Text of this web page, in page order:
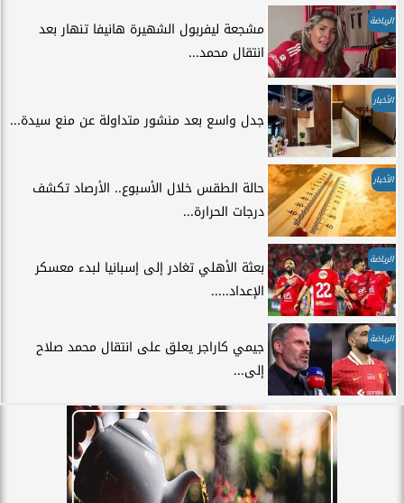
الرياضة
مشجعة ليفربول الشهيرة هانيفا تنهار بعد
انتقال محمد...
الأخبار
جدل واسع بعد منشور متداولة عن منع سيدة...
الأخبار
حالة الطقس خلال الأسبوع.. الأرصاد تكشف
درجات الحرارة...
الرياضة
بعثة الأهلي تغادر إلى إسبانيا لبدء معسكر
الإعداد.....
الرياضة
جيمي كاراجر يعلق على انتقال محمد صلاح
إلى...